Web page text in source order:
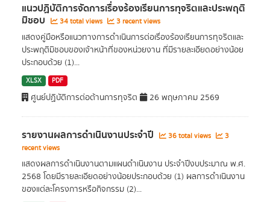
แนวปฏิบัติการจัดการเรื่องร้องเรียนการทุจริตและประพฤติ
มิชอบ 34 total views 3 recent views
แสดงคู่มือหรือแนวทางการดำเนินการต่อเรื่องร้องเรียนการทุจริตและ
ประพฤติมิชอบของเจ้าหน้าที่ของหน่วยงาน ที่มีรายละเอียดอย่างน้อย
ประกอบด้วย (1)...
XLSX PDF
ศูนย์ปฏิบัติการต่อต้านการทุจริต 26 พฤษภาคม 2569
รายงานผลการดำเนินงานประจำปี 36 total views
3
recent views
แสดงผลการดำเนินงานตามแผนดำเนินงาน ประจำปีงบประมาณ พ.ศ.
2568 โดยมีรายละเอียดอย่างน้อยประกอบด้วย (1) ผลการดำเนินงาน
ของแต่ละโครงการหรือกิจกรรม (2)...